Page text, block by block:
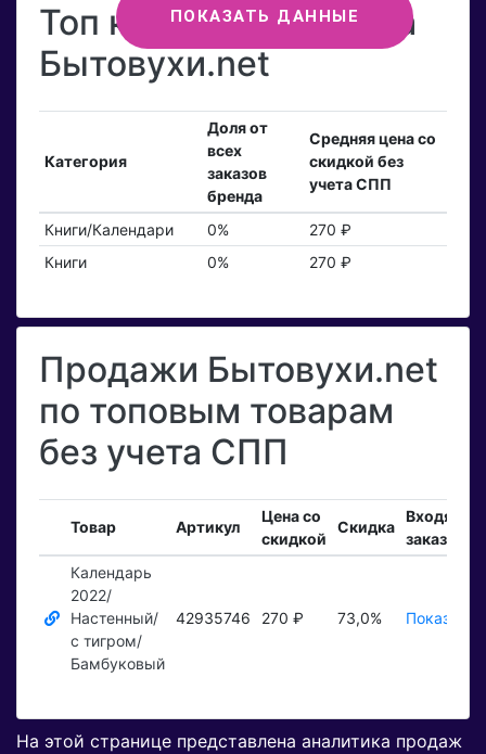
ПОКАЗАТЬ ДАННЫЕ
Топ категорий бренда
Бытовухи.net
Категория
Доля от
всех
заказов
бренда
Средняя цена со
скидкой без
учета СПП
Книги/Календари 0%
270 ₽
Книги
0% 270 ₽
Продажи Бытовухи.net
по топовым товарам
без учета СПП
Товар Артикул
Цена со
скидкой
Скидка
Входящие
заказы
Календарь
2022/
Настенный/
с тигром/
Бамбуковый
42935746 270 ₽ 73,0% Показать
На этой странице представлена аналитика продаж